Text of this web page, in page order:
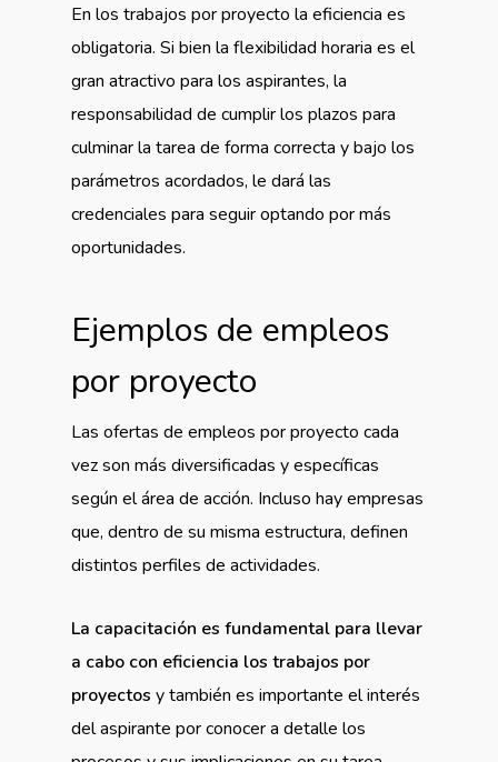
En los trabajos por proyecto la eficiencia es
obligatoria. Si bien la flexibilidad horaria es el
gran atractivo para los aspirantes, la
responsabilidad de cumplir los plazos para
culminar la tarea de forma correcta y bajo los
parámetros acordados, le dará las
credenciales para seguir optando por más
oportunidades.
Ejemplos de empleos
por proyecto
Las ofertas de empleos por proyecto cada
vez son más diversificadas y específicas
según el área de acción. Incluso hay empresas
que, dentro de su misma estructura, definen
distintos perfiles de actividades.
La capacitación es fundamental para llevar
a cabo con eficiencia los trabajos por
proyectos y también es importante el interés
del aspirante por conocer a detalle los